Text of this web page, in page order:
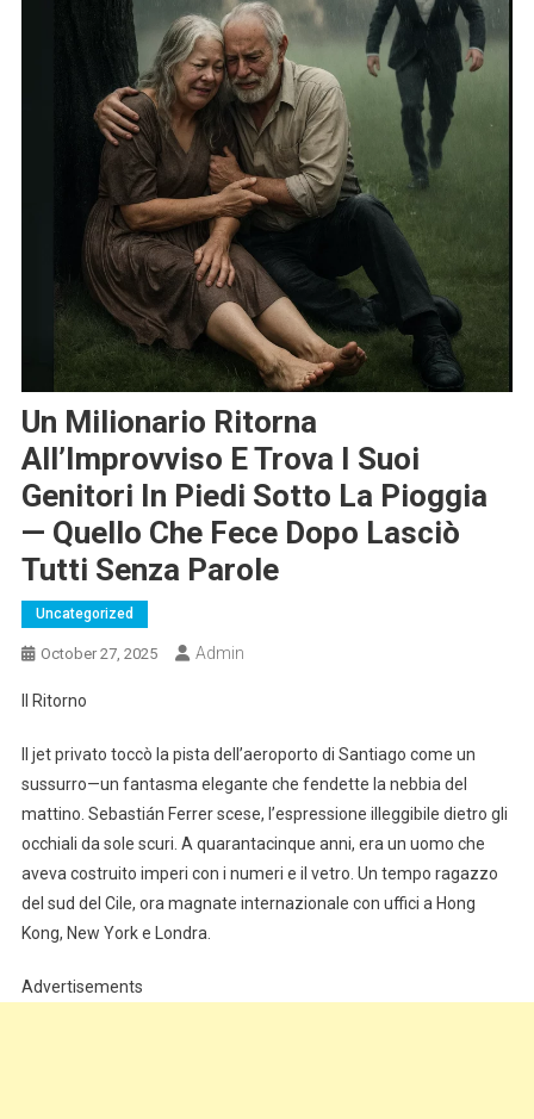
Un Milionario Ritorna
All’Improvviso E Trova I Suoi
Genitori In Piedi Sotto La Pioggia
— Quello Che Fece Dopo Lasciò
Tutti Senza Parole
Uncategorized
October 27, 2025 Admin
Il Ritorno
Il jet privato toccò la pista dell’aeroporto di Santiago come un
sussurro—un fantasma elegante che fendette la nebbia del
mattino. Sebastián Ferrer scese, l’espressione illeggibile dietro gli
occhiali da sole scuri. A quarantacinque anni, era un uomo che
aveva costruito imperi con i numeri e il vetro. Un tempo ragazzo
del sud del Cile, ora magnate internazionale con uffici a Hong
Kong, New York e Londra.
Advertisements